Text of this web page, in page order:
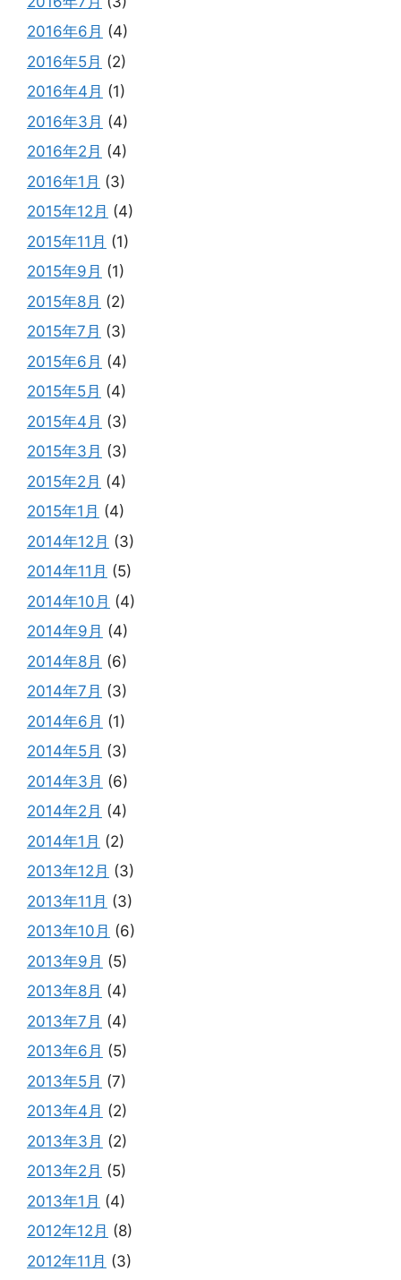
2016年6月 (4)
2016年5月 (2)
2016年4月 (1)
2016年3月 (4)
2016年2月 (4)
2016年1月 (3)
2015年12月 (4)
2015年11月 (1)
2015年9月 (1)
2015年8月 (2)
2015年7月 (3)
2015年6月 (4)
2015年5月 (4)
2015年4月 (3)
2015年3月 (3)
2015年2月 (4)
2015年1月 (4)
2014年12月 (3)
2014年11月 (5)
2014年10月 (4)
2014年9月 (4)
2014年8月 (6)
2014年7月 (3)
2014年6月 (1)
2014年5月 (3)
2014年3月 (6)
2014年2月 (4)
2014年1月 (2)
2013年12月 (3)
2013年11月 (3)
2013年10月 (6)
2013年9月 (5)
2013年8月 (4)
2013年7月 (4)
2013年6月 (5)
2013年5月 (7)
2013年4月 (2)
2013年3月 (2)
2013年2月 (5)
2013年1月 (4)
2012年12月 (8)
2012年11月 (3)